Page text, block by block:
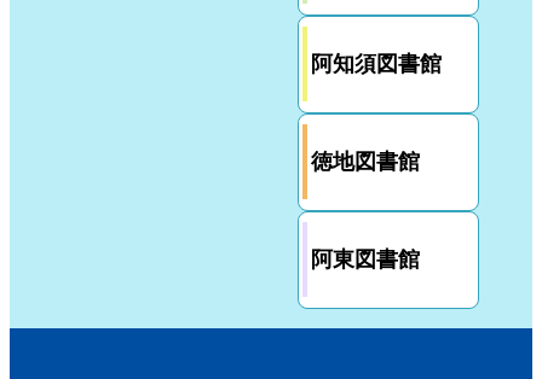
阿知須図書館
徳地図書館
阿東図書館